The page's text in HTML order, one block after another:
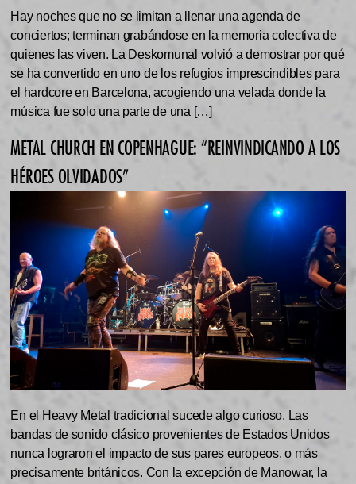
Hay noches que no se limitan a llenar una agenda de
conciertos; terminan grabándose en la memoria colectiva de
quienes las viven. La Deskomunal volvió a demostrar por qué
se ha convertido en uno de los refugios imprescindibles para
el hardcore en Barcelona, acogiendo una velada donde la
música fue solo una parte de una […]
METAL CHURCH EN COPENHAGUE: “REINVINDICANDO A LOS
HÉROES OLVIDADOS”
En el Heavy Metal tradicional sucede algo curioso. Las
bandas de sonido clásico provenientes de Estados Unidos
nunca lograron el impacto de sus pares europeos, o más
precisamente británicos. Con la excepción de Manowar, la